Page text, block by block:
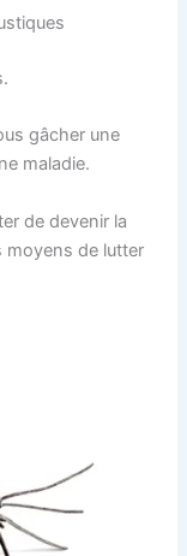
gâcher une
maladie.
de devenir la
moyens de lutter